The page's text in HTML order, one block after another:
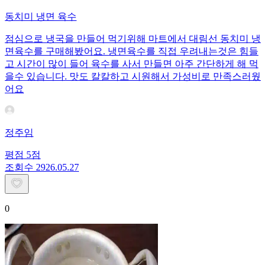
동치미 냉면 육수
점심으로 냉국을 만들어 먹기위해 마트에서 대림선 동치미 냉
면육수를 구매해봤어요. 냉면육수를 직접 우려내는것은 힘들
고 시간이 많이 들어 육수를 사서 만들면 아주 간단하게 해 먹
을수 있습니다. 맛도 칼칼하고 시원해서 가성비로 만족스러웠
어요
정주임
평점 5점
조회수 2926.05.27
0